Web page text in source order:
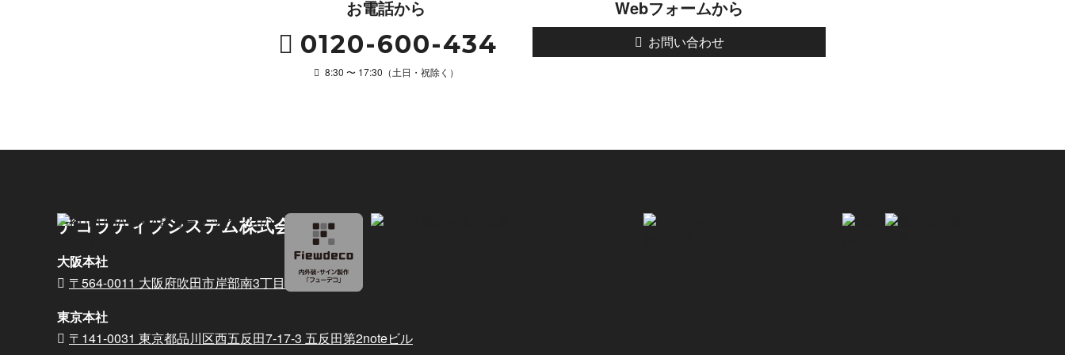
お電話から
0120-600-434
8:30 〜 17:30（土日・祝除く）
Webフォームから
お問い合わせ
デコラティブシステム株式会社
大阪本社
〒564-0011 大阪府吹田市岸部南3丁目6番15号
東京本社
〒141-0031 東京都品川区西五反田7-17-3 五反田第2noteビル